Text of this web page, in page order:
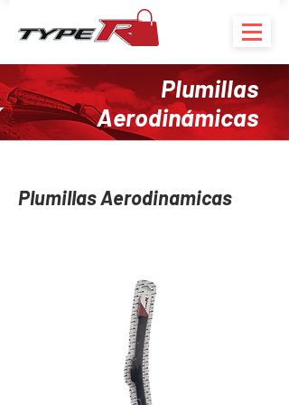
Plumillas
Aerodinámicas
Plumillas Aerodinamicas